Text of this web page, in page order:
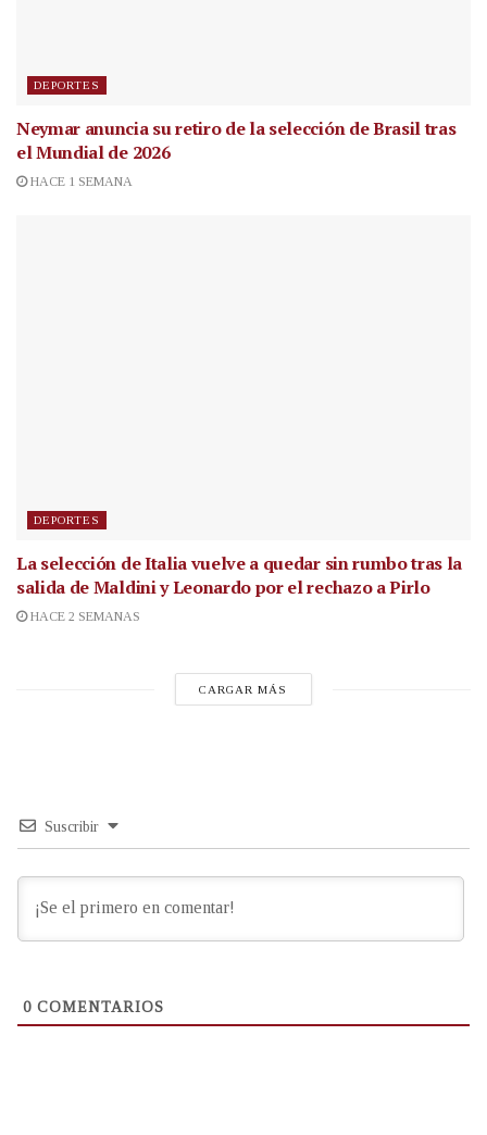
DEPORTES
Neymar anuncia su retiro de la selección de Brasil tras
el Mundial de 2026
HACE 1 SEMANA
DEPORTES
La selección de Italia vuelve a quedar sin rumbo tras la
salida de Maldini y Leonardo por el rechazo a Pirlo
HACE 2 SEMANAS
CARGAR MÁS
Suscribir
0 COMENTARIOS